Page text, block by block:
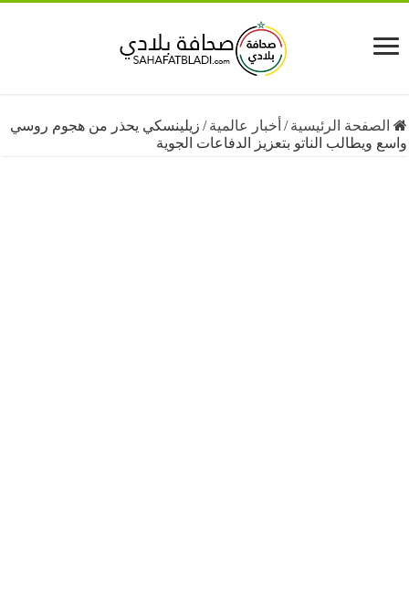
الرئيسية /أخبار عالمية/ زيلينسكي يحذر من هجوم روسي
الناتو بتعزيز الدفاعات الجوية